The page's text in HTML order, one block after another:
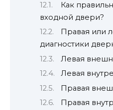
Как
входной двери?
Правая или
диагностики
Левая
Левая
Правая
Правая